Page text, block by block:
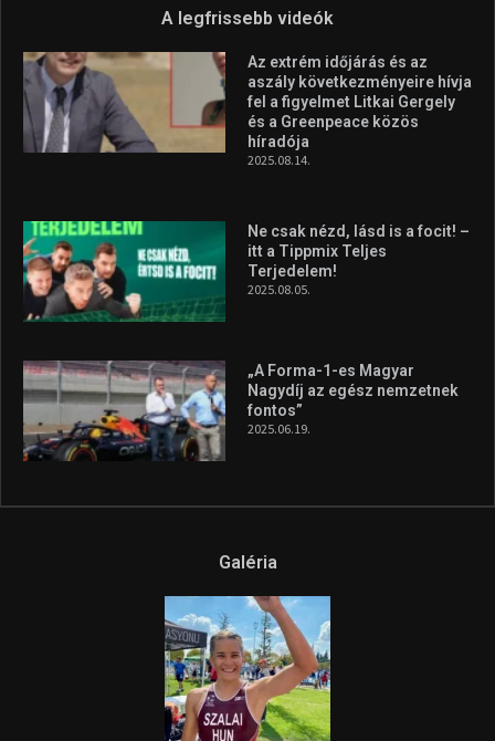
A legfrissebb videók
Az extrém időjárás és az
aszály következményeire hívja
fel a figyelmet Litkai Gergely
és a Greenpeace közös
híradója
2025.08.14.
Ne csak nézd, lásd is a focit! –
itt a Tippmix Teljes
Terjedelem!
2025.08.05.
„A Forma-1-es Magyar
Nagydíj az egész nemzetnek
fontos”
2025.06.19.
Galéria